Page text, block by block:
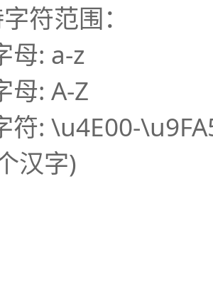
符范围：
母: a-z
母: A-Z
符: \u4E00-
汉字)